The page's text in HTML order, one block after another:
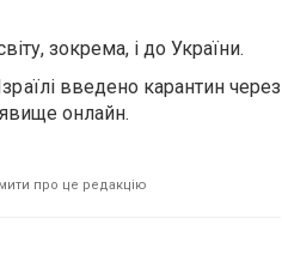
зокрема, і до України.
введено карантин через
онлайн.
про це редакцію